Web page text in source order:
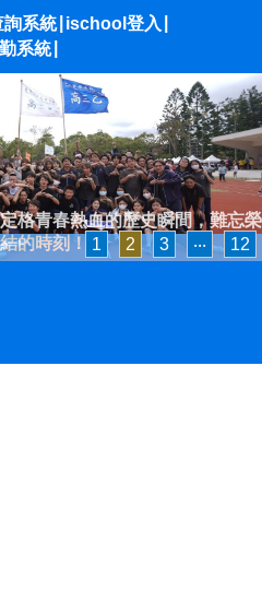
詢系統 ischool登入
系統
1 2 3 ‧‧‧ 12
格青春熱血的歷史瞬間，難忘榮
的時刻！